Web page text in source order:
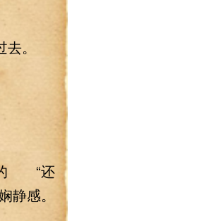
。
的 “还
静感。